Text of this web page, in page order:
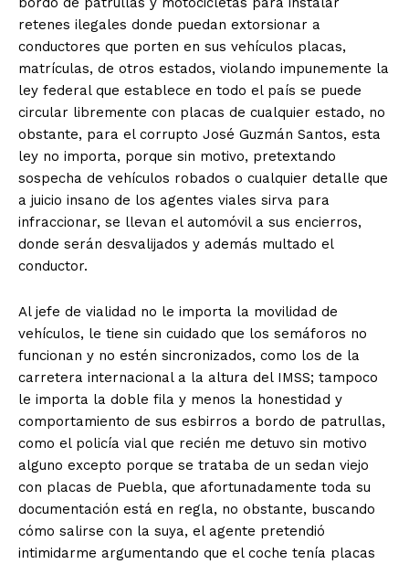
retenes ilegales donde puedan extorsionar a
conductores que porten en sus vehículos placas,
matrículas, de otros estados, violando impunemente la
ley federal que establece en todo el país se puede
circular libremente con placas de cualquier estado, no
obstante, para el corrupto José Guzmán Santos, esta
ley no importa, porque sin motivo, pretextando
sospecha de vehículos robados o cualquier detalle que
a juicio insano de los agentes viales sirva para
infraccionar, se llevan el automóvil a sus encierros,
donde serán desvalijados y además multado el
conductor.
Al jefe de vialidad no le importa la movilidad de
vehículos, le tiene sin cuidado que los semáforos no
funcionan y no estén sincronizados, como los de la
carretera internacional a la altura del IMSS; tampoco
le importa la doble fila y menos la honestidad y
comportamiento de sus esbirros a bordo de patrullas,
como el policía vial que recién me detuvo sin motivo
alguno excepto porque se trataba de un sedan viejo
con placas de Puebla, que afortunadamente toda su
documentación está en regla, no obstante, buscando
cómo salirse con la suya, el agente pretendió
intimidarme argumentando que el coche tenía placas